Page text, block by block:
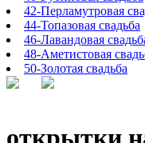
42-Перламутровая
44-Топазовая свадьба
46-Лавандовая
48-Аметистовая
50-Золотая свадьба